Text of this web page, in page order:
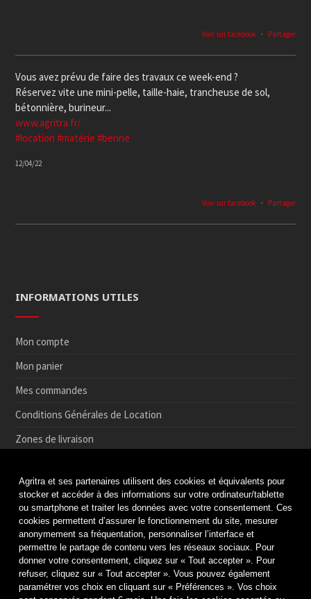
Voir sur facebook · Partager
Vous avez prévu de faire des travaux ce week-end ?
Réservez vite une mini-pelle, taille-haie, trancheuse de sol,
bétonnière, burineur...
www.agritra.fr/
#location #matérie #benne
12/04/22
Voir sur facebook · Partager
INFORMATIONS UTILES
Mon compte
Mon panier
Mes commandes
Conditions Générales de Location
Zones de livraison
Paiement sécurisé
Médiation de la consommation
Protection des données
Politique de cookies
Mentions légales & Crédits
Agritra et ses partenaires utilisent des cookies et équivalents pour
stocker et accéder à des informations sur votre ordinateur/tablette
ou smartphone et traiter les données avec votre consentement. Ces
cookies permettent d’assurer le fonctionnement du site, mesurer
anonymement sa fréquentation, personnaliser l’interface et
permettre le partage de contenu vers les réseaux sociaux. Pour
donner votre consentement, cliquez sur « Tout accepter ». Pour
refuser, cliquez sur « Tout accepter ». Vous pouvez également
paramétrer vos choix en cliquant sur « Préférences ». Vos choix